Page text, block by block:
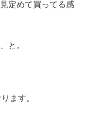
定めて買ってる感
と。
ます。